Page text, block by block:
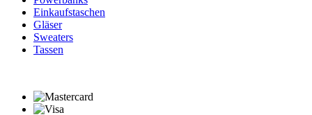
Einkaufstaschen
Gläser
Sweaters
Tassen